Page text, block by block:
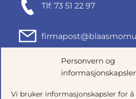
Personvern og
informasjonskapsler
Vi bruker informasjonskapsler for
Tlf: 73 51 22 97
Fjordgata 46, 7010
Org.nr: 935434165